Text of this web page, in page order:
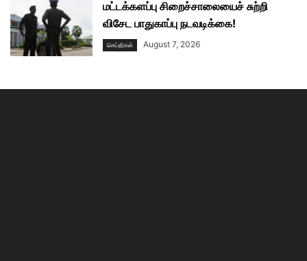
மட்டக்களப்பு சிறைச்சாலையைச் சுற்றி
விசேட பாதுகாப்பு நடவடிக்கை!
செய்திகள் August 7, 2026